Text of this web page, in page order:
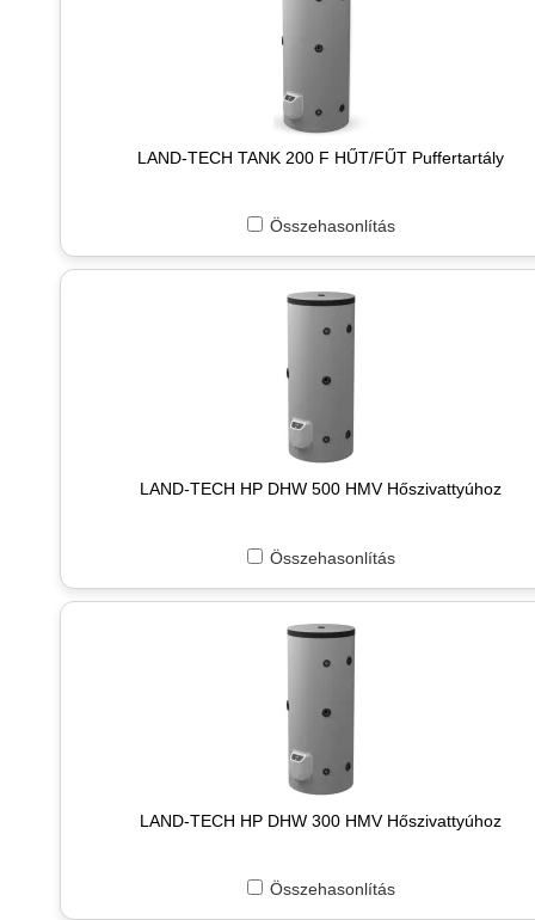
LAND-TECH TANK 200 F HŰT/FŰT Puffertartály
Összehasonlítás
LAND-TECH HP DHW 500 HMV Hőszivattyúhoz
Összehasonlítás
LAND-TECH HP DHW 300 HMV Hőszivattyúhoz
Összehasonlítás